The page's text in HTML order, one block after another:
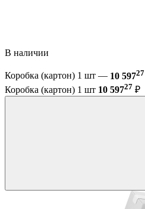
В наличии
Коробка (картон) 1 шт — 10 59727
Коробка (картон) 1 шт 10 59727 ₽